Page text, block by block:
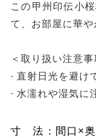
この甲州印伝小
て、お部屋に華
＜取り扱い注意事
- 直射日光を避け
- 水濡れや湿気に
寸 法：間口×